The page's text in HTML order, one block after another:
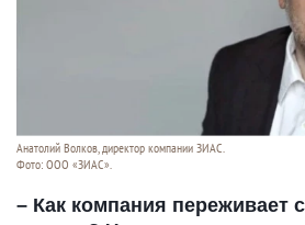
Анатолий Волков, директор компании ЗИАС.
Фото: ООО «ЗИАС».
– Как компания переживает